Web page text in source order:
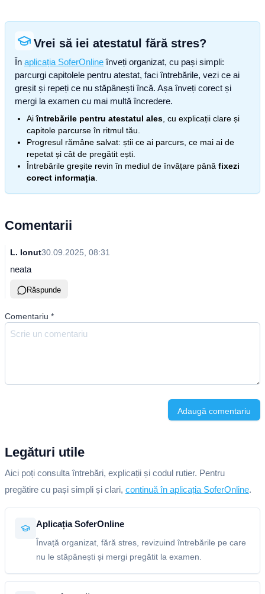
Vrei să iei atestatul fără stres?
În aplicația SoferOnline înveți organizat, cu pași simpli:
parcurgi capitolele pentru atestat, faci întrebările, vezi ce ai
greșit și repeți ce nu stăpânești încă. Așa înveți corect și
mergi la examen cu mai multă încredere.
Aiîntrebările pentru atestatul ales , cu explicații clare și
capitole parcurse în ritmul tău.
Progresul rămâne salvat: știi ce ai parcurs, ce mai ai de
repetat și cât de pregătit ești.
Întrebările greșite revin în mediul de învățare până fixezi
corect informația
Comentarii
L. Ionut30.09.2025, 08:31
neata
Răspunde
Comentariu *
Adaugă comentariu
Legături utile
Aici poți consulta întrebări, explicații și codul rutier. Pentru
pregătire cu pași simpli și clari, continuă în aplicația SoferOnline.
Aplicația SoferOnline
Învață organizat, fără stres, revizuind întrebările pe care
nu le stăpânești și mergi pregătit la examen.